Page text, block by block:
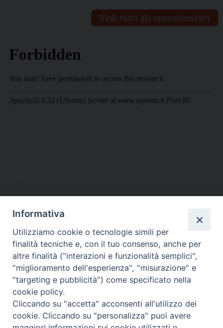
Vedi tutti gli appuntamenti
DIOCESI SUBURBICARIA DI ALBANO
Contatti:Tel.: 06.93268401 - Fax.: 06.9323844
E-mail:curia@diocesidialbano.it
Orari: dal Lunedì al Venerdì Ore: 9:00 - 13:00
Lunedì, Mercoledì e Venerdì, Ore 9:30 - 12:30
Informativa
Utilizziamo cookie o tecnologie simili per
finalità tecniche e, con il tuo consenso, anche per
altre finalità ("interazioni e funzionalità semplici",
"miglioramento dell'esperienza", "misurazione" e
"targeting e pubblicità") come specificato nella
cookie policy.
Cliccando su "accetta" acconsenti all'utilizzo dei
cookie. Cliccando su "personalizza" puoi avere